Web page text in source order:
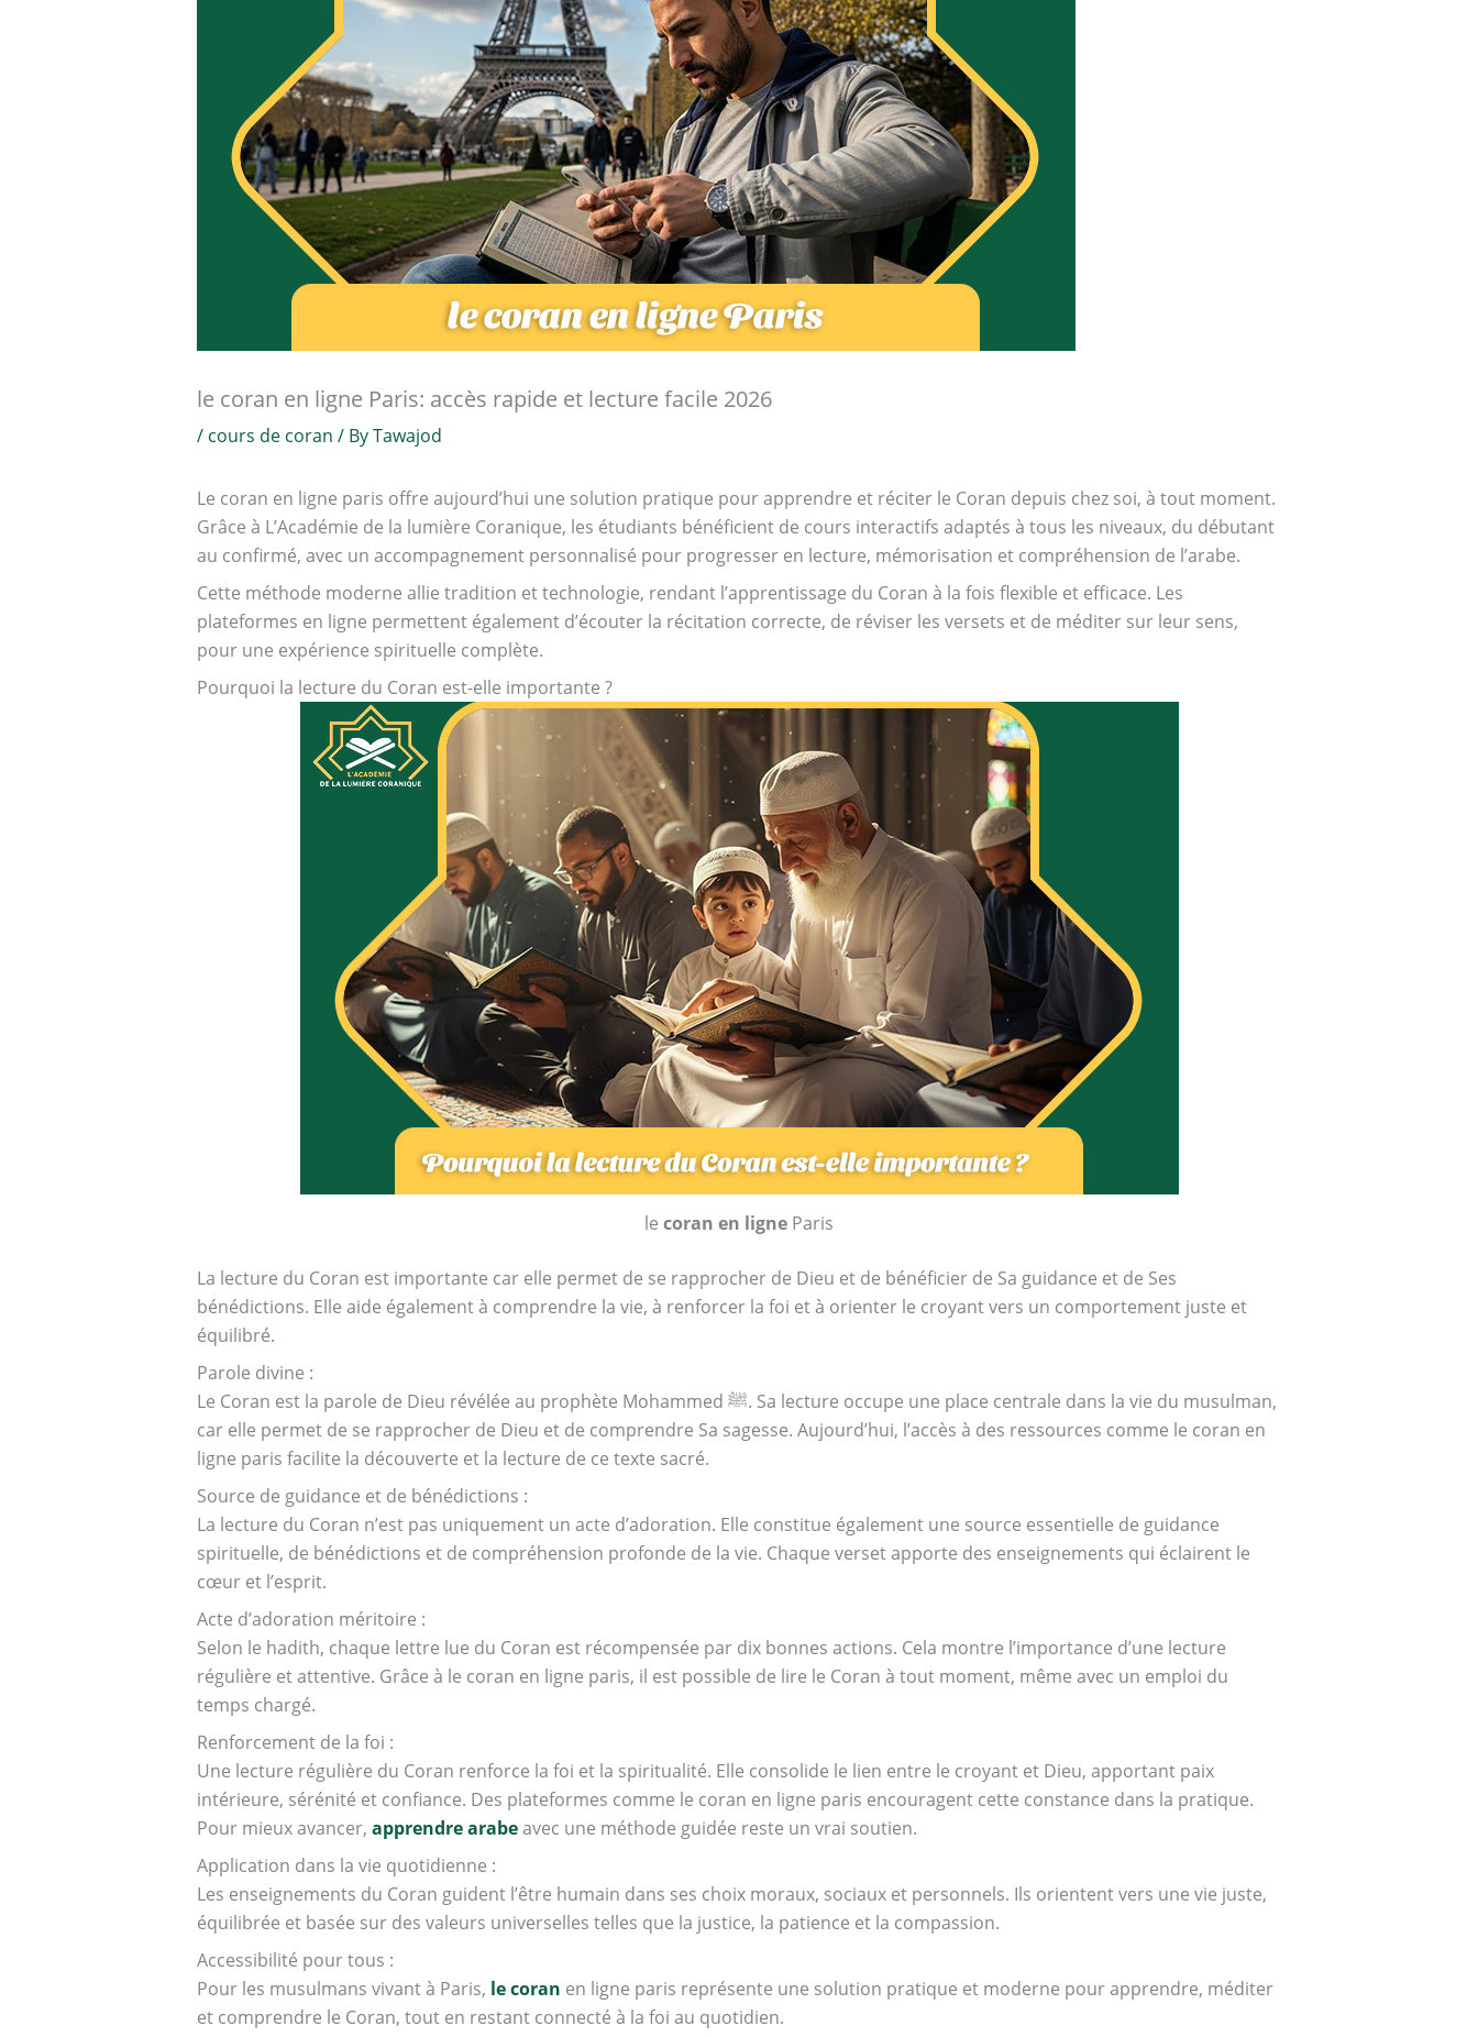
le coran en ligne Paris: accès rapide et lecture facile 2026
/ cours de coran / ByTawajod
Le coran en ligne paris offre aujourd’hui une solution pratique pour apprendre et réciter le Coran depuis chez soi, à tout moment.
Grâce à L’Académie de la lumière Coranique, les étudiants bénéficient de cours interactifs adaptés à tous les niveaux, du débutant
au confirmé, avec un accompagnement personnalisé pour progresser en lecture, mémorisation et compréhension de l’arabe.
Cette méthode moderne allie tradition et technologie, rendant l’apprentissage du Coran à la fois flexible et efficace. Les
plateformes en ligne permettent également d’écouter la récitation correcte, de réviser les versets et de méditer sur leur sens,
pour une expérience spirituelle complète.
Pourquoi la lecture du Coran est-elle importante ?
le coran en ligne Paris
La lecture du Coran est importante car elle permet de se rapprocher de Dieu et de bénéficier de Sa guidance et de Ses
bénédictions. Elle aide également à comprendre la vie, à renforcer la foi et à orienter le croyant vers un comportement juste et
équilibré.
Parole divine :
Le Coran est la parole de Dieu révélée au prophète Mohammed ﷺ. Sa lecture occupe une place centrale dans la vie du musulman,
car elle permet de se rapprocher de Dieu et de comprendre Sa sagesse. Aujourd’hui, l’accès à des ressources comme le coran en
ligne paris facilite la découverte et la lecture de ce texte sacré.
Source de guidance et de bénédictions :
La lecture du Coran n’est pas uniquement un acte d’adoration. Elle constitue également une source essentielle de guidance
spirituelle, de bénédictions et de compréhension profonde de la vie. Chaque verset apporte des enseignements qui éclairent le
cœur et l’esprit.
Acte d’adoration méritoire :
Selon le hadith, chaque lettre lue du Coran est récompensée par dix bonnes actions. Cela montre l’importance d’une lecture
régulière et attentive. Grâce à le coran en ligne paris, il est possible de lire le Coran à tout moment, même avec un emploi du
temps chargé.
Renforcement de la foi :
Une lecture régulière du Coran renforce la foi et la spiritualité. Elle consolide le lien entre le croyant et Dieu, apportant paix
intérieure, sérénité et confiance. Des plateformes comme le coran en ligne paris encouragent cette constance dans la pratique.
Pour mieux avancer, apprendre arabeavec une méthode guidée reste un vrai soutien.
Application dans la vie quotidienne :
Les enseignements du Coran guident l’être humain dans ses choix moraux, sociaux et personnels. Ils orientent vers une vie juste,
équilibrée et basée sur des valeurs universelles telles que la justice, la patience et la compassion.
Accessibilité pour tous :
Pour les musulmans vivant à Paris, le coran en ligne paris représente une solution pratique et moderne pour apprendre, méditer
et comprendre le Coran, tout en restant connecté à la foi au quotidien.